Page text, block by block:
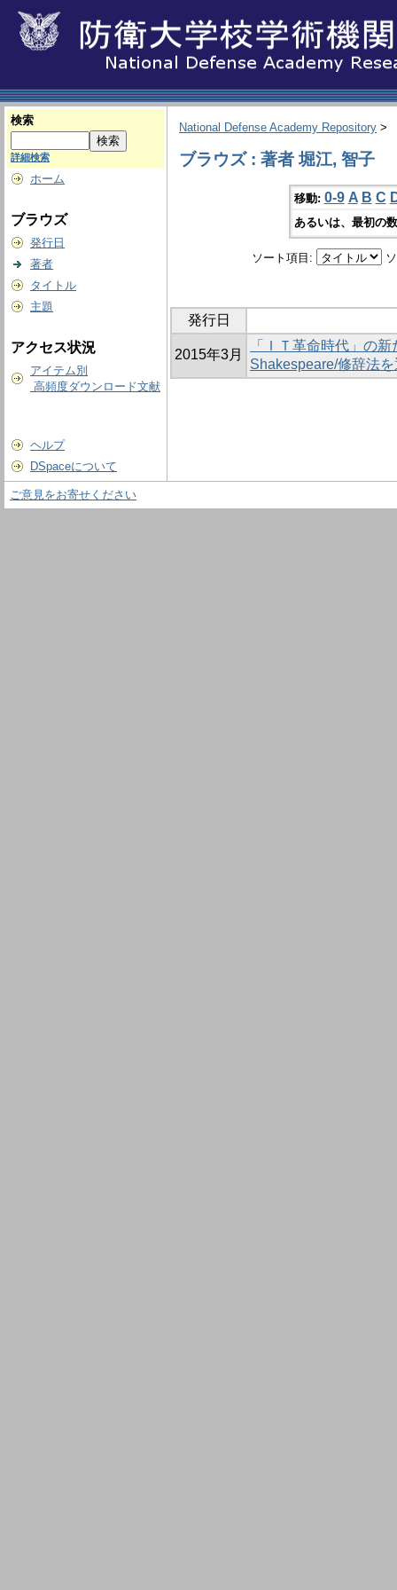
検索
詳細検索
ホーム
ブラウズ
発行日
著者
タイトル
主題
アクセス状況
アイテム別
高頻度ダウンロード文献
ヘルプ
DSpaceについて
National Defense Academy Repository >
ブラウズ : 著者 堀江, 智子
移動: 0-9 A B C
あるいは、最初の
ソート項目:
発行日
2015年3月
「ＩＴ革命時代」の
Shakespeare/修辞法
ご意見をお寄せください